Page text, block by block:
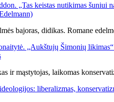
„Tas keistas nutikimas šuniui
bajoras, didikas. Romane
„Aukštujų Šimonių
ir mąstytojas, laikomas
liberalizmas,